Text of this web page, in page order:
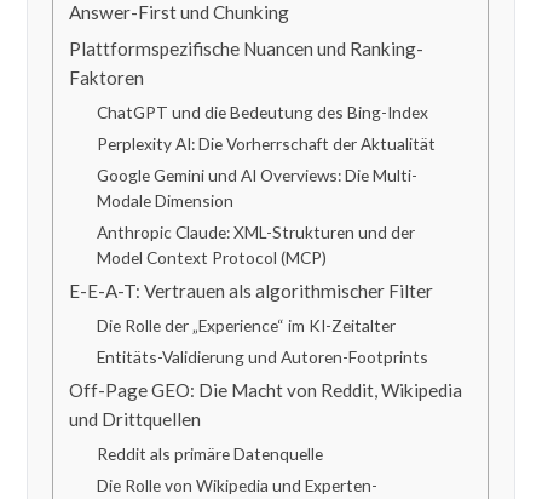
Answer-First und Chunking
Plattformspezifische Nuancen und Ranking-
Faktoren
ChatGPT und die Bedeutung des Bing-Index
Perplexity AI: Die Vorherrschaft der Aktualität
Google Gemini und AI Overviews: Die Multi-
Modale Dimension
Anthropic Claude: XML-Strukturen und der
Model Context Protocol (MCP)
E-E-A-T: Vertrauen als algorithmischer Filter
Die Rolle der „Experience“ im KI-Zeitalter
Entitäts-Validierung und Autoren-Footprints
Off-Page GEO: Die Macht von Reddit, Wikipedia
und Drittquellen
Reddit als primäre Datenquelle
Die Rolle von Wikipedia und Experten-